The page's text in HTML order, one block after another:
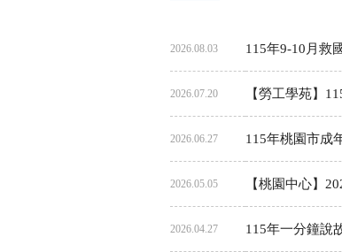
2026.08.03 115年9-10月救
2026.07.20 【勞工學苑】
2026.06.27 115年桃園市成
2026.05.05 【桃園中心】
2026.04.27 115年一分鐘說